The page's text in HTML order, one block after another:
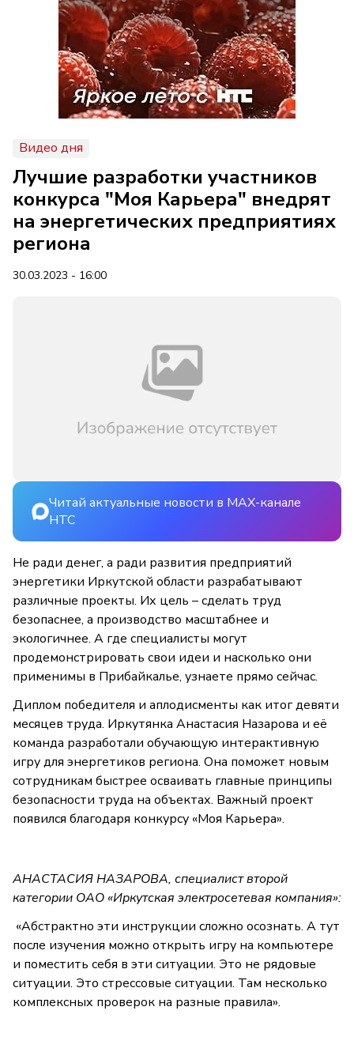
Видео дня
Лучшие разработки участников
конкурса "Моя Карьера" внедрят
на энергетических предприятиях
региона
30.03.2023 - 16:00
Читай актуальные новости в MAX-канале
НТС
Не ради денег, а ради развития предприятий
энергетики Иркутской области разрабатывают
различные проекты. Их цель – сделать труд
безопаснее, а производство масштабнее и
экологичнее. А где специалисты могут
продемонстрировать свои идеи и насколько они
применимы в Прибайкалье, узнаете прямо сейчас.
Диплом победителя и аплодисменты как итог девяти
месяцев труда. Иркутянка Анастасия Назарова и её
команда разработали обучающую интерактивную
игру для энергетиков региона. Она поможет новым
сотрудникам быстрее осваивать главные принципы
безопасности труда на объектах. Важный проект
появился благодаря конкурсу «Моя Карьера».
АНАСТАСИЯ НАЗАРОВА, специалист второй
категории ОАО «Иркутская электросетевая компания»:
«Абстрактно эти инструкции сложно осознать. А тут
после изучения можно открыть игру на компьютере
и поместить себя в эти ситуации. Это не рядовые
ситуации. Это стрессовые ситуации. Там несколько
комплексных проверок на разные правила».